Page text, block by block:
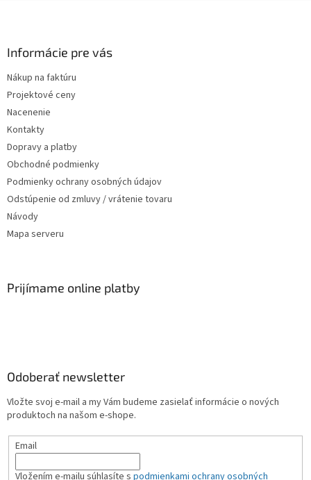
Informácie pre vás
Nákup na faktúru
Projektové ceny
Nacenenie
Kontakty
Dopravy a platby
Obchodné podmienky
Podmienky ochrany osobných údajov
Odstúpenie od zmluvy / vrátenie tovaru
Návody
Mapa serveru
Prijímame online platby
Odoberať newsletter
Vložte svoj e-mail a my Vám budeme zasielať informácie o nových
produktoch na našom e-shope.
Email
Vložením e-mailu súhlasíte s podmienkami ochrany osobných